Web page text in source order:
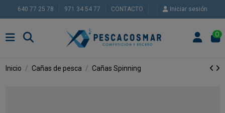
640 77 25 78 971 34 54 77 CONTACTO Iniciar sesión
0
Inicio Cañas de pesca Cañas Spinning